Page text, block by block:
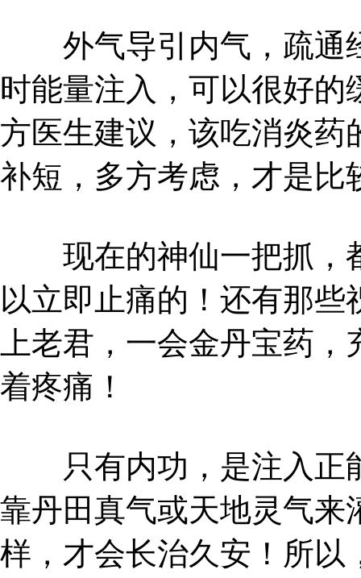
外气导引内气，疏通
时能量注入，可以很好
方医生建议，该吃消炎药
补短，多方考虑，才是比
现在的神仙一把抓，
以立即止痛的！还有那
上老君，一会金丹宝药
着疼痛！
只有内功，是注入正
靠丹田真气或天地灵气来
样，才会长治久安！所以